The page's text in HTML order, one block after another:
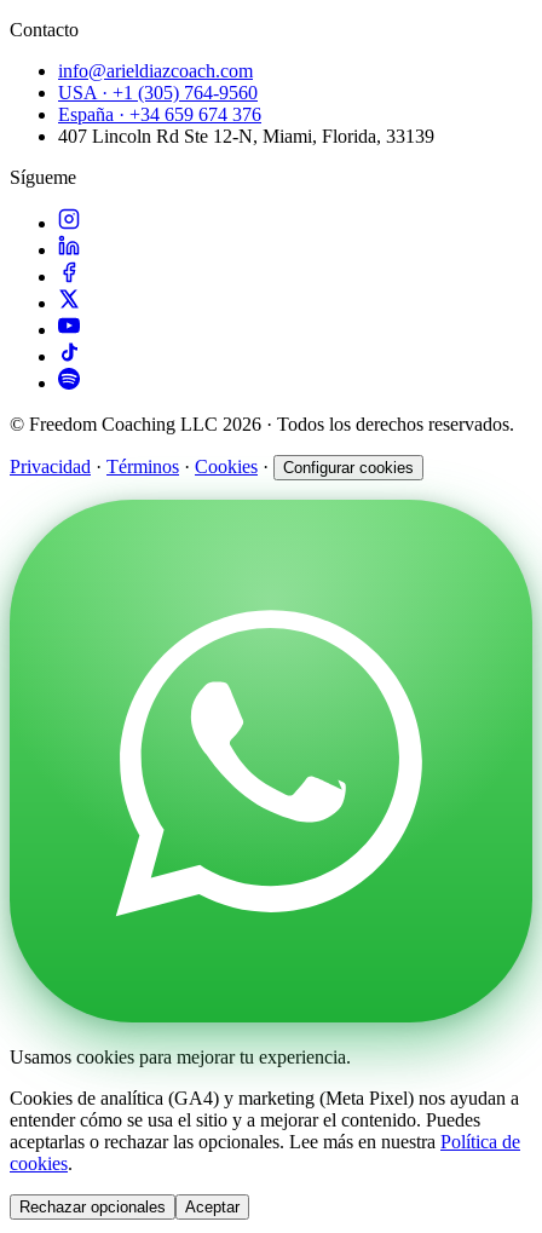
Contacto
info@arieldiazcoach.com
USA · +1 (305) 764-9560
España · +34 659 674 376
407 Lincoln Rd Ste 12-N, Miami, Florida, 33139
Sígueme
© Freedom Coaching LLC 2026 · Todos los derechos reservados.
Privacidad · Términos · Cookies · Configurar cookies
Usamos cookies para mejorar tu experiencia.
Cookies de analítica (GA4) y marketing (Meta Pixel) nos ayudan a
entender cómo se usa el sitio y a mejorar el contenido. Puedes
aceptarlas o rechazar las opcionales. Lee más en nuestra Política de
cookies.
Rechazar opcionales Aceptar